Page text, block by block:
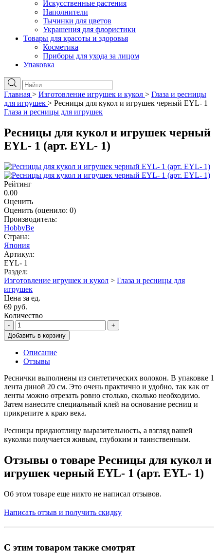
Искусственные растения
Наполнители
Тычинки для цветов
Украшения для флористики
Товары для красоты и здоровья
Косметика
Приборы для ухода за лицом
Упаковка
Главная > Изготовление игрушек и кукол > Глаза и ресницы
для игрушек > Ресницы для кукол и игрушек черный EYL- 1
Глаза и ресницы для игрушек
Ресницы для кукол и игрушек черный
EYL- 1 (арт. EYL- 1)
Рейтинг
0.00
Оценить
Оценить (оценило: 0)
Производитель:
HobbyBe
Страна:
Япония
Артикул:
EYL- 1
Раздел:
Изготовление игрушек и кукол > Глаза и ресницы для
игрушек
Цена за ед.
69 руб.
Количество
-
+
Добавить в корзину
Описание
Отзывы
Реснички выполнены из синтетических волокон. В упаковке 1
лента диной 20 см. Это очень практично и удобно, так как от
ленты можно отрезать ровно столько, сколько необходимо.
Затем нанесите специальный клей на основание ресниц и
прикрепите к краю века.
Ресницы придаютлицу выразительность, а взгляд вашей
куколки получается живым, глубоким и таинственным.
Отзывы о товаре Ресницы для кукол и
игрушек черный EYL- 1 (арт. EYL- 1)
Об этом товаре еще никто не написал отзывов.
Написать отзыв и получить скидку
С этим товаром также смотрят